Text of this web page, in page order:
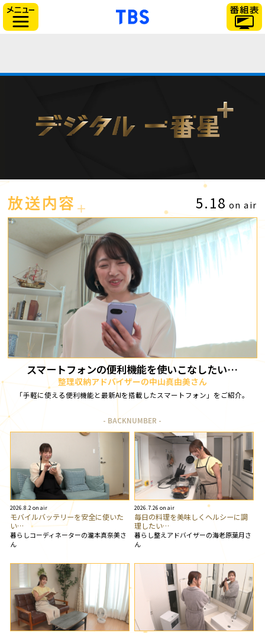
「TBSテレビ」トップ
放送内容 5.18 on air
スマートフォンの便利機能を使いこなしたい…
整理収納アドバイザーの中山真由美さん
「手軽に使える便利機能と最新AIを搭載したスマートフォン」をご紹介。
BACKNUMBER
2026.8.2 on air
モバイルバッテリーを安全に使いた
い…
暮らしコーディネーターの瀧本真奈美さ
ん
2026.7.26 on air
毎日の料理を美味しくヘルシーに調
理したい…
暮らし整えアドバイザーの海老原葉月さ
ん